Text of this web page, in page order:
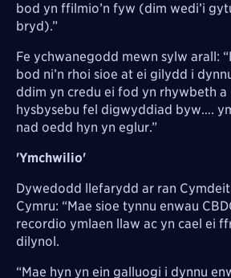
bod yn ffilmio’n fyw (dim wedi’i
bryd).”
Fe ychwanegodd mewn sylw arall:
bod ni’n rhoi sioe at ei gilydd i
ddim yn credu ei fod yn rhywbeth
hysbysebu fel digwyddiad byw….
nad oedd hyn yn eglur.”
'Ymchwilio'
Dywedodd llefarydd ar ran
Cymru: “Mae sioe tynnu enwau
recordio ymlaen llaw ac yn cael ei
dilynol.
“Mae hyn yn ein galluogi i dynnu